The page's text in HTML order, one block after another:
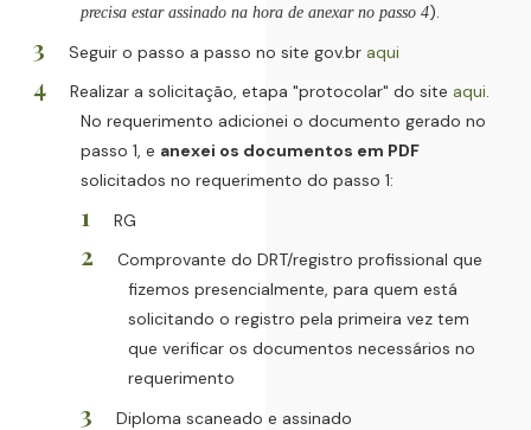
precisa estar assinado na hora de anexar no passo 4).
Seguir o passo a passo no site gov.br aqui
Realizar a solicitação, etapa "protocolar" do site aqui.
No requerimento adicionei o documento gerado no
passo 1, e anexei os documentos em PDF
solicitados no requerimento do passo 1:
RG
Comprovante do DRT/registro profissional que
fizemos presencialmente, para quem está
solicitando o registro pela primeira vez tem
que verificar os documentos necessários no
requerimento
Diploma scaneado e assinado